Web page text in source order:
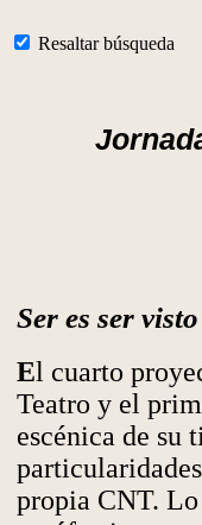
Resaltar búsqueda
Ser es ser visto
El cuarto
Teatro y el
escénica de su
propia CNT.